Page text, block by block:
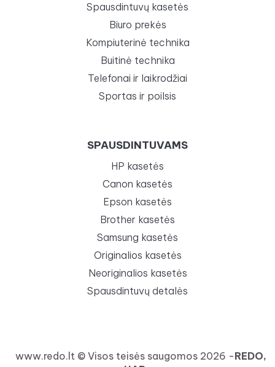
Spausdintuvų kasetės
Biuro prekės
Kompiuterinė technika
Buitinė technika
Telefonai ir laikrodžiai
Sportas ir poilsis
SPAUSDINTUVAMS
HP kasetės
Canon kasetės
Epson kasetės
Brother kasetės
Samsung kasetės
Originalios kasetės
Neoriginalios kasetės
Spausdintuvų detalės
www.redo.lt © Visos teisės saugomos 2026 -REDO,